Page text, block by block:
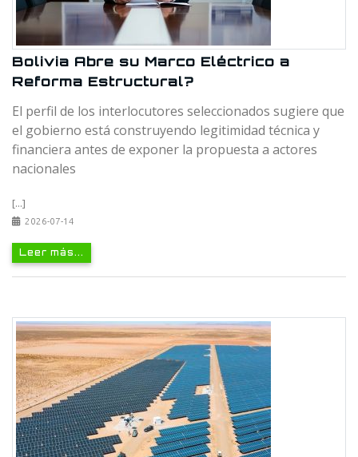
Bolivia Abre su Marco Eléctrico a
Reforma Estructural?
El perfil de los interlocutores seleccionados sugiere que
el gobierno está construyendo legitimidad técnica y
financiera antes de exponer la propuesta a actores
nacionales
[...]
2026-07-14
Leer más...